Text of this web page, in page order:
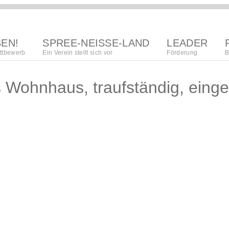
SPREE-NEISSE-LAND
Ein Verein stellt sich vor
LEADER
Förderung
traufständig,